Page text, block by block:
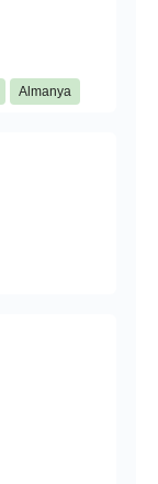
Almanya